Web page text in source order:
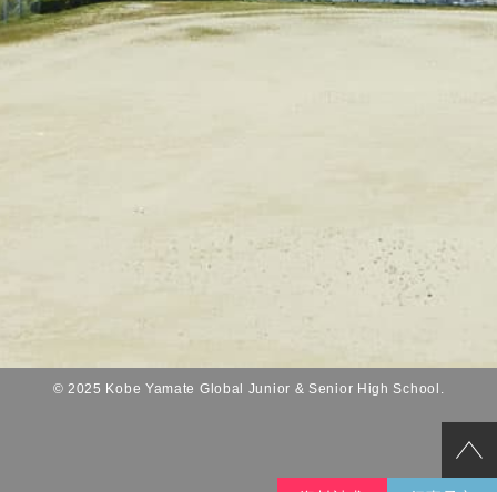
© 2025 Kobe Yamate Global Junior & Senior High School.